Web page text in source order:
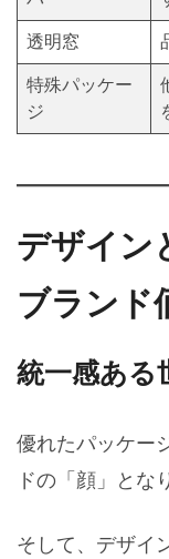
透明窓
特殊パッケー
ジ
デザイン
ブランド
統一感ある
優れたパッケー
ドの「顔」とな
そして、デザイ